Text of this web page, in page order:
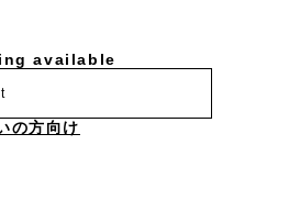
available
の方向け